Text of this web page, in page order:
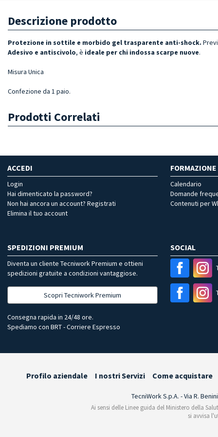
Descrizione prodotto
Protezione in sottile e morbido gel trasparente anti-shock.
Adesivo e antiscivolo, è ideale per chi indossa scarpe nuove.
Misura Unica
Confezione da 1 paio.
Prodotti Correlati
ACCEDI
Login
Hai dimenticato la password?
Non hai ancora un account? Registrati
Elimina il tuo account
FORMAZIONE
Calendario
Domande
Contenuti per
SPEDIZIONI PREMIUM
Diventa un cliente Tecniwork Premium e ottieni
spedizioni gratuite a condizioni vantaggiose.
Scopri Tecniwork Premium
Consegna rapida in 24/48 ore.
Spediamo con BRT - Corriere Espresso
SOCIAL
Profilo aziendale I nostri Servizi Come acquistare
TecniWork S.p.A. - Via R.
Ai sensi delle Linee guida del Ministero della
si avvisa